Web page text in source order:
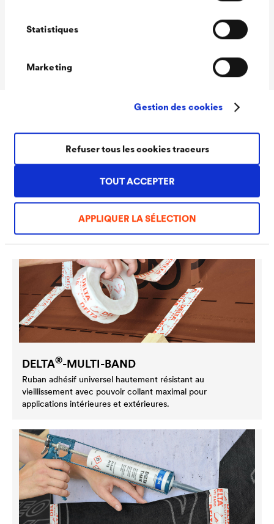
Statistiques
Marketing
Gestion des cookies
TOUT ACCEPTER
APPLIQUER LA SÉLECTION
Refuser tous les cookies traceurs
Dimensions du
Accessoires
DELTA®-MULTI-BAND
Ruban adhésif universel hautement résistant au
vieillissement avec pouvoir collant maximal pour
applications intérieures et extérieures.